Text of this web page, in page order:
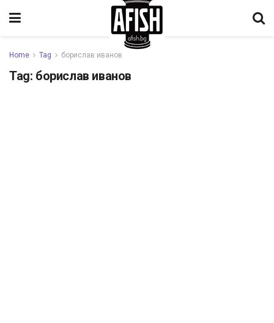
Home Tag борислав иванов
Tag: борислав иванов